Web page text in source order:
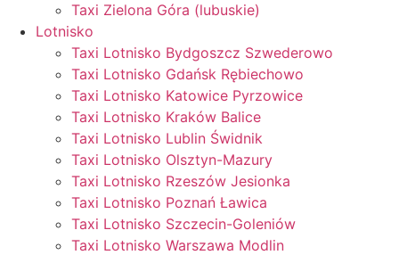
Taxi Zielona Góra (lubuskie)
Lotnisko
Taxi Lotnisko Bydgoszcz Szwederowo
Taxi Lotnisko Gdańsk Rębiechowo
Taxi Lotnisko Katowice Pyrzowice
Taxi Lotnisko Kraków Balice
Taxi Lotnisko Lublin Świdnik
Taxi Lotnisko Olsztyn-Mazury
Taxi Lotnisko Rzeszów Jesionka
Taxi Lotnisko Poznań Ławica
Taxi Lotnisko Szczecin-Goleniów
Taxi Lotnisko Warszawa Modlin